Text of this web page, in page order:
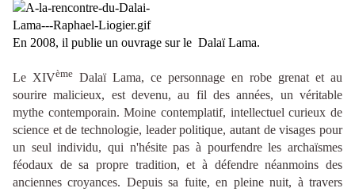
En 2008, il publie un ouvrage sur le Dalaï Lama.
Le XIVème Dalaï Lama, ce personnage en robe grenat et au
sourire malicieux, est devenu, au fil des années, un véritable
mythe contemporain. Moine contemplatif, intellectuel curieux de
science et de technologie, leader politique, autant de visages pour
un seul individu, qui n'hésite pas à pourfendre les archaïsmes
féodaux de sa propre tradition, et à défendre néanmoins des
anciennes croyances. Depuis sa fuite, en pleine nuit, à travers